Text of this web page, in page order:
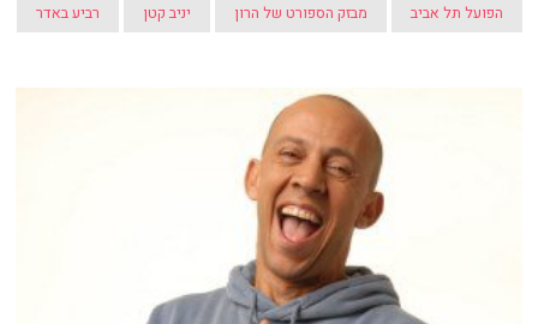
הפועל תל אביב מבזק הספורט של הרון יניב קטן רביע באדר